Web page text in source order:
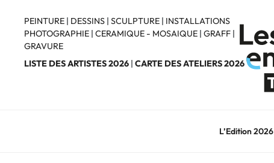
contenu
principal
PEINTURE | DESSINS | SCULPTURE | INSTALLATIONS
PHOTOGRAPHIE | CERAMIQUE - MOSAIQUE | GRAFF |
GRAVURE
LISTE DES ARTISTES 2026 | CARTE DES ATELIERS 2026
L’Edition 2026